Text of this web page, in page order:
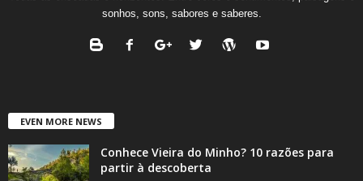
sonhos, sons, sabores e saberes.
EVEN MORE NEWS
Conhece Vieira do Minho? 10 razões para
partir à descoberta